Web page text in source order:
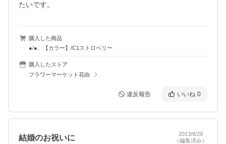
たいです。
購入した商品
●/●、【カラー】/C1ストロベリー
購入したストア
フラワーマーケット花由
違反報告 いいね 0
結婚のお祝いに
2013/9/29
（編集済み）